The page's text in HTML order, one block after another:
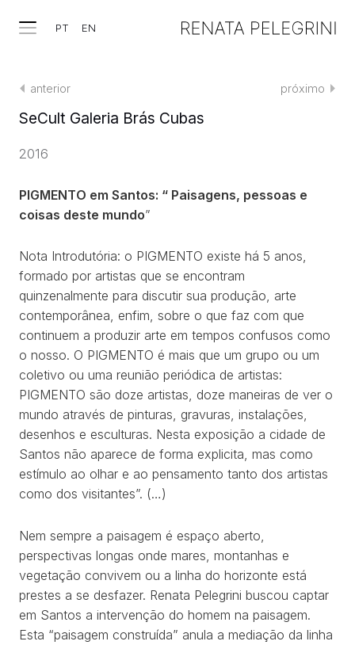
PT EN
anterior próximo
SeCult Galeria Brás Cubas
2016
PIGMENTO em Santos: “ Paisagens, pessoas e
coisas deste mundo”
Nota Introdutória: o PIGMENTO existe há 5 anos,
formado por artistas que se encontram
quinzenalmente para discutir sua produção, arte
contemporânea, enfim, sobre o que faz com que
continuem a produzir arte em tempos confusos como
o nosso. O PIGMENTO é mais que um grupo ou um
coletivo ou uma reunião periódica de artistas:
PIGMENTO são doze artistas, doze maneiras de ver o
mundo através de pinturas, gravuras, instalações,
desenhos e esculturas. Nesta exposição a cidade de
Santos não aparece de forma explicita, mas como
estímulo ao olhar e ao pensamento tanto dos artistas
como dos visitantes”. (…)
Nem sempre a paisagem é espaço aberto,
perspectivas longas onde mares, montanhas e
vegetação convivem ou a linha do horizonte está
prestes a se desfazer. Renata Pelegrini buscou captar
em Santos a intervenção do homem na paisagem.
Esta “paisagem construída” anula a mediação da linha